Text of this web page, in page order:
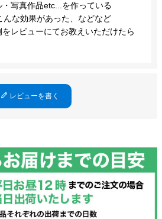
・写真作品etc...を作っている
んな効果があった、などなど
レビューにてお教えいただけたら
レビューを書く